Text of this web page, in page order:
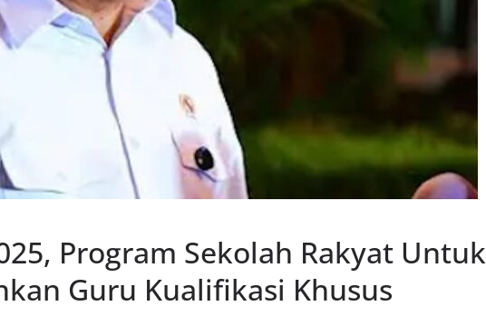
Program Sekolah Rakyat Untuk
Guru Kualifikasi Khusus